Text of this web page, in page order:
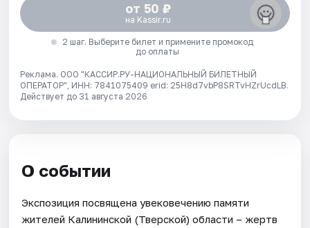
от 50 ₽
на Kassir.ru
2 шаг. Выберите билет и примените промокод
до оплаты
Реклама. ООО "КАССИР.РУ-НАЦИОНАЛЬНЫЙ БИЛЕТНЫЙ
ОПЕРАТОР", ИНН: 7841075409 erid: 25H8d7vbP8SRTvHZrUcdLB.
Действует до 31 августа 2026
О событии
Экспозиция посвящена увековечению памяти
жителей Калининской (Тверской) области – жертв